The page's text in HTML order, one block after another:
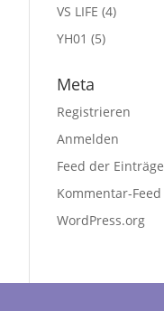
VS LIFE (4)
YH01 (5)
Meta
Registrieren
Anmelden
Feed der Einträge
Kommentar-Feed
WordPress.org